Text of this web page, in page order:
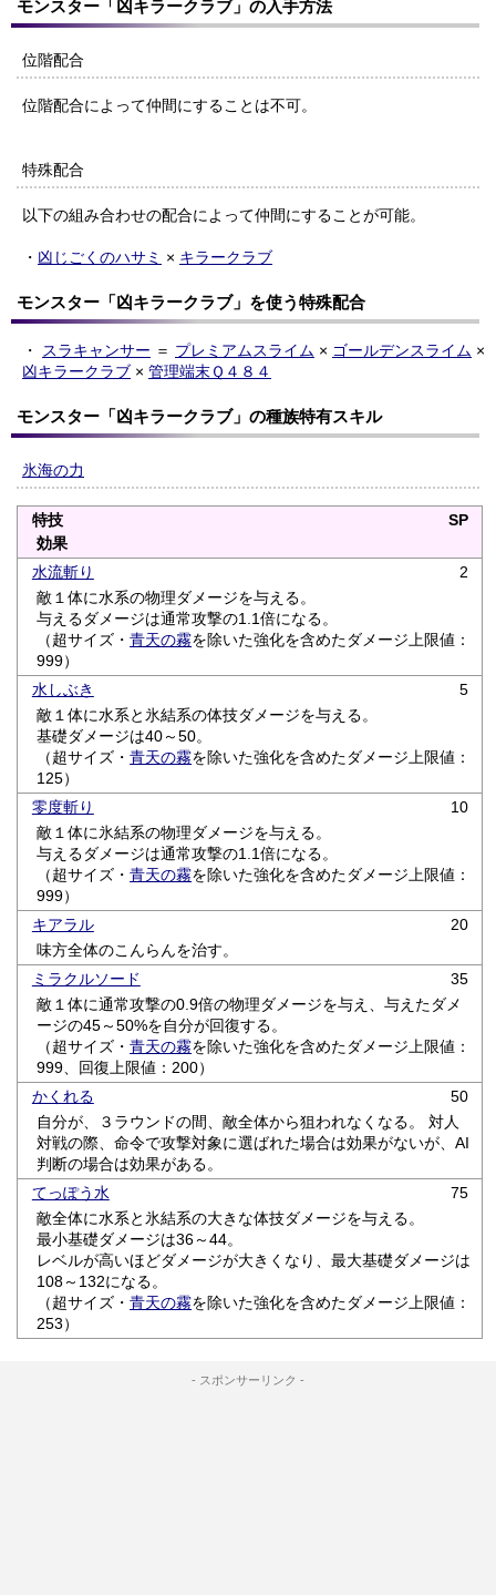
モンスター「凶キラークラブ」の入手方法
位階配合
位階配合によって仲間にすることは不可。
特殊配合
以下の組み合わせの配合によって仲間にすることが可能。
・ 凶じごくのハサミ × キラークラブ
モンスター「凶キラークラブ」を使う特殊配合
・ スラキャンサー ＝ プレミアムスライム × ゴールデンスライム ×
凶キラークラブ × 管理端末Ｑ４８４
モンスター「凶キラークラブ」の種族特有スキル
氷海の力
特技
SP
効果
水流斬り
2
敵１体に水系の物理ダメージを与える。
与えるダメージは通常攻撃の1.1倍になる。
（超サイズ・青天の霧を除いた強化を含めたダメージ上限値：
999）
水しぶき
5
敵１体に水系と氷結系の体技ダメージを与える。
基礎ダメージは40～50。
（超サイズ・青天の霧を除いた強化を含めたダメージ上限値：
125）
零度斬り
10
敵１体に氷結系の物理ダメージを与える。
与えるダメージは通常攻撃の1.1倍になる。
（超サイズ・青天の霧を除いた強化を含めたダメージ上限値：
999）
キアラル
20
味方全体のこんらんを治す。
ミラクルソード
35
敵１体に通常攻撃の0.9倍の物理ダメージを与え、与えたダメ
ージの45～50%を自分が回復する。
（超サイズ・青天の霧を除いた強化を含めたダメージ上限値：
999、回復上限値：200）
かくれる
50
自分が、３ラウンドの間、敵全体から狙われなくなる。 対人
対戦の際、命令で攻撃対象に選ばれた場合は効果がないが、AI
判断の場合は効果がある。
てっぽう水
75
敵全体に水系と氷結系の大きな体技ダメージを与える。
最小基礎ダメージは36～44。
レベルが高いほどダメージが大きくなり、最大基礎ダメージは
108～132になる。
（超サイズ・青天の霧を除いた強化を含めたダメージ上限値：
253）
- スポンサーリンク -